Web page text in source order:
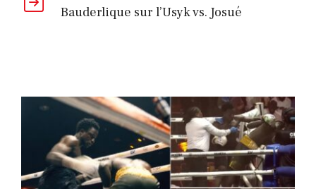
Bauderlique sur l’Usyk vs. Josué